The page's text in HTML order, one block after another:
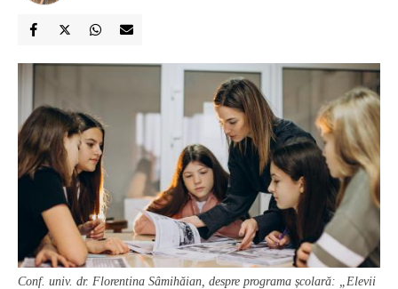
Conf. univ. dr. Florentina Sâmihăian, despre programa școlară: „Elevii